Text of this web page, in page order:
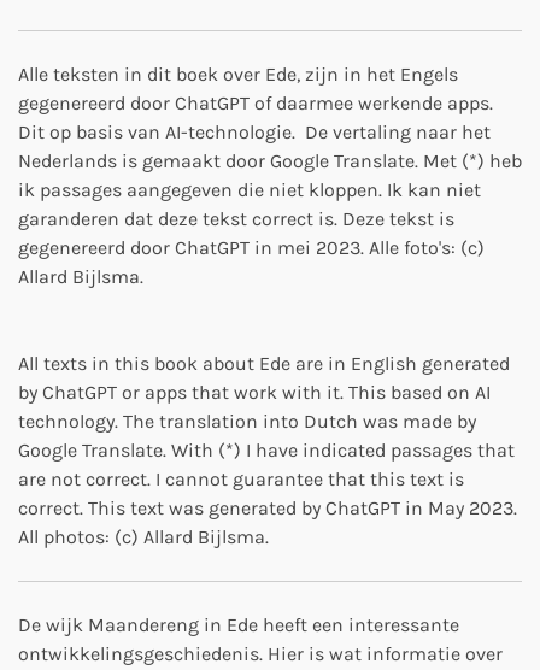
Alle teksten in dit boek over Ede, zijn in het Engels
gegenereerd door ChatGPT of daarmee werkende apps.
Dit op basis van AI-technologie. De vertaling naar het
Nederlands is gemaakt door Google Translate. Met (*) heb
ik passages aangegeven die niet kloppen. Ik kan niet
garanderen dat deze tekst correct is. Deze tekst is
gegenereerd door ChatGPT in mei 2023. Alle foto's: (c)
Allard Bijlsma.
All texts in this book about Ede are in English generated
by ChatGPT or apps that work with it. This based on AI
technology. The translation into Dutch was made by
Google Translate. With (*) I have indicated passages that
are not correct. I cannot guarantee that this text is
correct. This text was generated by ChatGPT in May 2023.
All photos: (c) Allard Bijlsma.
De wijk Maandereng in Ede heeft een interessante
ontwikkelingsgeschiedenis. Hier is wat informatie over